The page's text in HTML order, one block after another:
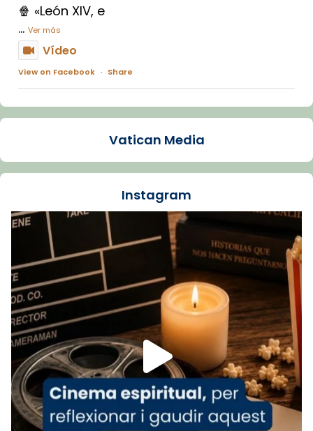
🍿 «León XIV, e
... Ver más
Vídeo
View on Facebook · Share
Arquebisbat de Barcelona
La Carmina va patir depressió. Fa gairebé
dos mesos, a l'Estadi Lluís Companys, la
Recupera l'entrevista comp
Vatican
tican News 👇
www.vaticannews.va/es/iglesia/news/2026-
07/carmina-historia-depresion-papa-viaje-
espana-testimoni...
Foto
View on Facebook · Share
Arquebisbat de Barcelona
2 weeks ago
«Avui les santes Juliana i Semproniana ens
Vatican Media
Instagram